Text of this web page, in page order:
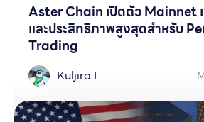
Aster Chain เปิดตัว Mainnet
และประสิทธิภาพสูงสุดสำหรับ
Trading
Kuljira I.